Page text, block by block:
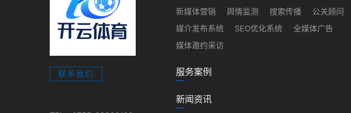
联系我们
新媒体营销
舆情监测 搜索传播
公关顾问
媒介发布系统
SEO优化系统
全媒体广告
媒体邀约采访
服务案例
新闻资讯